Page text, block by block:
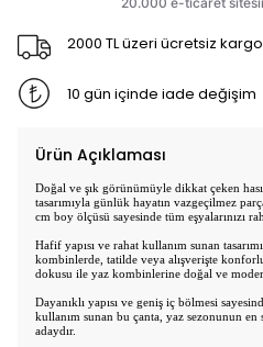
2000 TL üzeri ücretsiz kargo
10 gün içinde iade değişim
Ürün Açıklaması
Doğal ve şık görünümüyle dikkat çeken
tasarımıyla günlük hayatın vazgeçilmez
cm boy ölçüsü sayesinde tüm eşyalarınızı
Hafif yapısı ve rahat kullanım sunan
kombinlerde, tatilde veya alışverişte
dokusu ile yaz kombinlerine doğal ve
Dayanıklı yapısı ve geniş iç bölmesi
kullanım sunan bu çanta, yaz sezonunun
adaydır.